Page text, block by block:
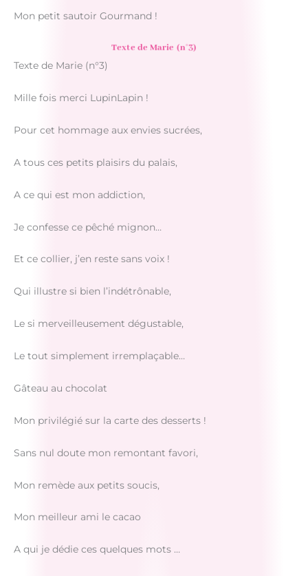
Mon petit sautoir Gourmand !
Texte de Marie (n°3)
Texte de Marie (n°3)
Mille fois merci LupinLapin !
Pour cet hommage aux envies sucrées,
A tous ces petits plaisirs du palais,
A ce qui est mon addiction,
Je confesse ce pêché mignon…
Et ce collier, j’en reste sans voix !
Qui illustre si bien l’indétrônable,
Le si merveilleusement dégustable,
Le tout simplement irremplaçable…
Gâteau au chocolat
Mon privilégié sur la carte des desserts !
Sans nul doute mon remontant favori,
Mon remède aux petits soucis,
Mon meilleur ami le cacao
A qui je dédie ces quelques mots …